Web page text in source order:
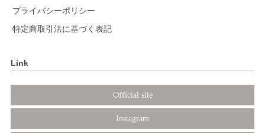
プライバシーポリシー
特定商取引法に基づく表記
Link
Official site
Instagram